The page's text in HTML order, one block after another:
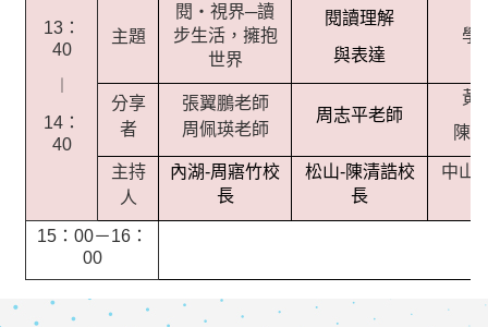
13：
40
14：
40
主題
閱 ‧視界─讀
步生活，擁抱
世界
閱讀理解
與表達
學
分享
者
張翼鵬老師
周佩瑛老師
周志平老師
黃
陳
主持
人
內湖-周寤竹校
長
松山-陳清誥校
長
中山-
15：00－16：
00